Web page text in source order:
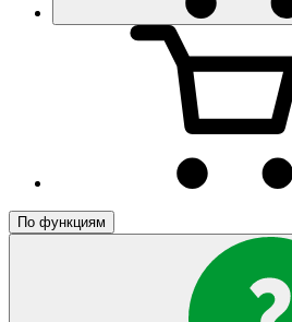
По функциям